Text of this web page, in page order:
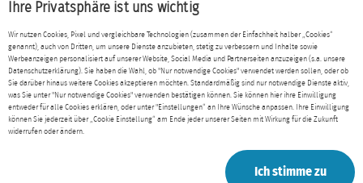
Blog
Rechtliches
Impressum
Datenschutz
AGB
Ihre Privatsphäre ist uns wichtig
Wir nutzen Cookies, Pixel und vergleichbare Technologien (zusammen der Einfachheit halber „Cookies“
genannt), auch von Dritten, um unsere Dienste anzubieten, stetig zu verbessern und Inhalte sowie
Werbeanzeigen personalisiert auf unserer Website, Social Media und Partnerseiten anzuzeigen (s.a. unsere
Datenschutzerklärung). Sie haben die Wahl, ob "Nur notwendige Cookies" verwendet werden sollen, oder ob
Sie darüber hinaus weitere Cookies akzeptieren möchten. Standardmäßig sind nur notwendige Dienste aktiv,
was Sie unter "Nur notwendige Cookies" verwenden bestätigen können. Sie können hier ihre Einwilligung
entweder für alle Cookies erklären, oder unter "Einstellungen“ an Ihre Wünsche anpassen. Ihre Einwilligung
können Sie jederzeit über „Cookie Einstellung“ am Ende jeder unserer Seiten mit Wirkung für die Zukunft
widerrufen oder ändern.
Ich stimme zu